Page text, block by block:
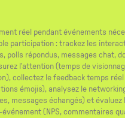
réel pendant événements
participation : trackez les
polls répondus, messages chat,
l'attention (temps de
collectez le feedback temps réel
émojis), analysez le
messages échangés) et évaluez
(NPS, commentaires